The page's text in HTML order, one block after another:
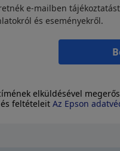
e-mailben
és eseményekről.
elküldésével
feltételeit Az Epson